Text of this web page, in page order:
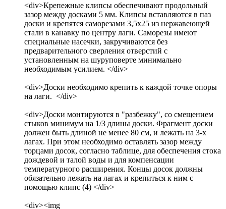
<div>Крепежные клипсы обеспечивают продольный
зазор между досками 5 мм. Клипсы вставляются в паз
доски и крепятся саморезами 3,5х25 из нержавеющей
стали в канавку по центру лаги. Саморезы имеют
специальные насечки, закручиваются без
предварительного сверления отверстий с
установленным на шуруповерте минимально
необходимым усилием. </div>
<div>Доски необходимо крепить к каждой точке опоры
на лаги. </div>
<div>Доски монтируются в "разбежку", со смещением
стыков минимум на 1/3 длины доски. Фрагмент доски
должен быть длиной не менее 80 см, и лежать на 3-х
лагах. При этом необходимо оставлять зазор между
торцами досок, согласно таблице, для обеспечения стока
дождевой и талой воды и для компенсации
температурного расширения. Концы досок должны
обязательно лежать на лагах и крепиться к ним с
помощью клипс (4) </div>
<div><img